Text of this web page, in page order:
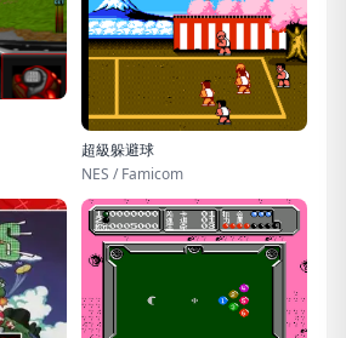
超級躲避球
NES / Famicom